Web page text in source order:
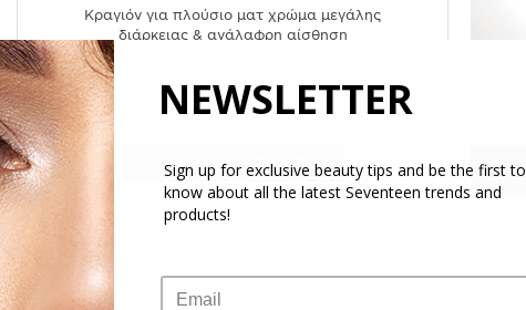
Κραγιόν για πλούσιο ματ χρώμα μεγάλης
διάρκειας & ανάλαφρη αίσθηση
From
8,18€10,90€
NEWSLETTER
Sign up for exclusive beauty tips and be the first to
know about all the latest Seventeen trends and
products!